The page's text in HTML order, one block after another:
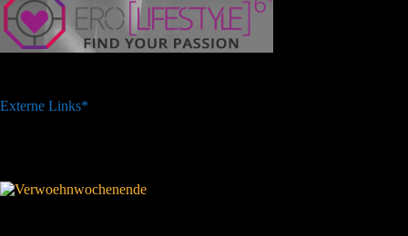
Externe Links*